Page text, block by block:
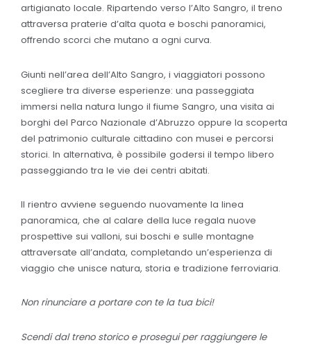
artigianato locale. Ripartendo verso l’Alto Sangro, il treno
attraversa praterie d’alta quota e boschi panoramici,
offrendo scorci che mutano a ogni curva.
Giunti nell’area dell’Alto Sangro, i viaggiatori possono
scegliere tra diverse esperienze: una passeggiata
immersi nella natura lungo il fiume Sangro, una visita ai
borghi del Parco Nazionale d’Abruzzo oppure la scoperta
del patrimonio culturale cittadino con musei e percorsi
storici. In alternativa, è possibile godersi il tempo libero
passeggiando tra le vie dei centri abitati.
Il rientro avviene seguendo nuovamente la linea
panoramica, che al calare della luce regala nuove
prospettive sui valloni, sui boschi e sulle montagne
attraversate all’andata, completando un’esperienza di
viaggio che unisce natura, storia e tradizione ferroviaria.
Non rinunciare a portare con te la tua bici!
Scendi dal treno storico e prosegui per raggiungere le